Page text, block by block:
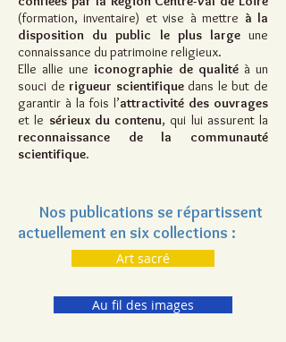
(formation, inventaire) et vise à mettre à la
disposition du public le plus largeune
connaissance du patrimoine religieux.
Elle allie une iconographie de qualitéà un
souci de rigueur scientifiquedans le but de
garantir à la fois l’attractivité des ouvrages
et le sérieux du contenu, qui lui assurent la
reconnaissance de la communauté
scientifique.
Nos publications se répartissent
actuellement en six collections :
Art sacré
Au fil des images